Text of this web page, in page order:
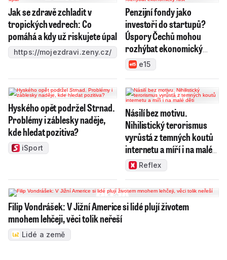
Jak se zdravě zchladit v
tropických vedrech: Co
pomáhá a kdy už riskujete úpal
https://mojezdravi.zeny.cz/
Penzijní fondy jako
investoři do startupů?
Úspory Čechů mohou
rozhýbat ekonomický
růste15
Hyského opět podržel Strnad.
Problémy i záblesky naděje,
kde hledat pozitiva?
iSport
Násilí bez motivu.
Nihilistický terorismus
vyrůstá z temných koutů
internetu a míří i na malé
dětiReflex
Filip Vondrášek: V Jižní Americe si lidé plují životem
mnohem lehčeji, věci tolik neřeší
Lidé a země